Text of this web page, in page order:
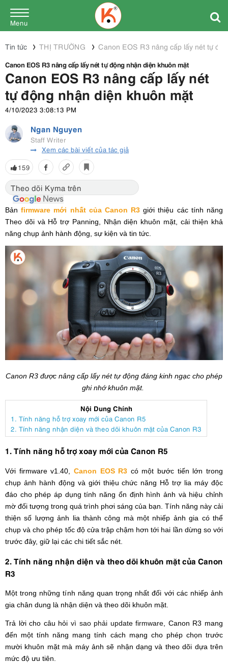
Menu
Tin tức THỊ TRƯỜNG
Canon EOS R3 nâng cấp lấy nét tự
Canon EOS R3 nâng cấp lấy nét tự động nhận diện khuôn mặt
Canon EOS R3 nâng cấp lấy nét
tự động nhận diện khuôn mặt
4/10/2023 3:08:13 PM
Ngan Nguyen
Staff Writer
Xem các bài viết của tác giả
159
Theo dõi Kyma trên
Bảnfirmware mới nhất của Canon R3 giới thiệu các tính năng
Theo dõi và Hỗ trợ Panning, Nhận diện khuôn mặt, cải thiện khả
năng chụp ảnh hành động, sự kiện và tin tức.
Canon R3 được nâng cấp lấy nét tự động đáng kinh ngạc cho phép
ghi nhớ khuôn mặt.
Nội Dung Chính
1. Tính năng hỗ trợ xoay mới của Canon R5
2. Tính năng nhận diện và theo dõi khuôn mặt của Canon R3
1. Tính năng hỗ trợ xoay mới của Canon R5
Với firmware v1.40, Canon EOS R3 có một bước tiến lớn trong
chụp ảnh hành động và giới thiệu chức năng Hỗ trợ lia máy độc
đáo cho phép áp dụng tính năng ổn định hình ảnh và hiệu chỉnh
mờ đối tượng trong quá trình phơi sáng của bạn. Tính năng này cải
thiện số lượng ảnh lia thành công mà một nhiếp ảnh gia có thể
chụp và cho phép tốc độ cửa trập chậm hơn tới hai lần dừng so với
trước đây, giữ lại các chi tiết sắc nét.
2. Tính năng nhận diện và theo dõi khuôn mặt của Canon
R3
Một trong những tính năng quan trọng nhất đối với các nhiếp ảnh
gia chân dung là nhận diện và theo dõi khuôn mặt.
Trả lời cho câu hỏi vì sao phải update firmware , Canon R3 mang
đến một tính năng mang tính cách mạng cho phép chọn trước
mười khuôn mặt mà máy ảnh sẽ nhận dạng và theo dõi dựa trên
mức độ ưu tiên.